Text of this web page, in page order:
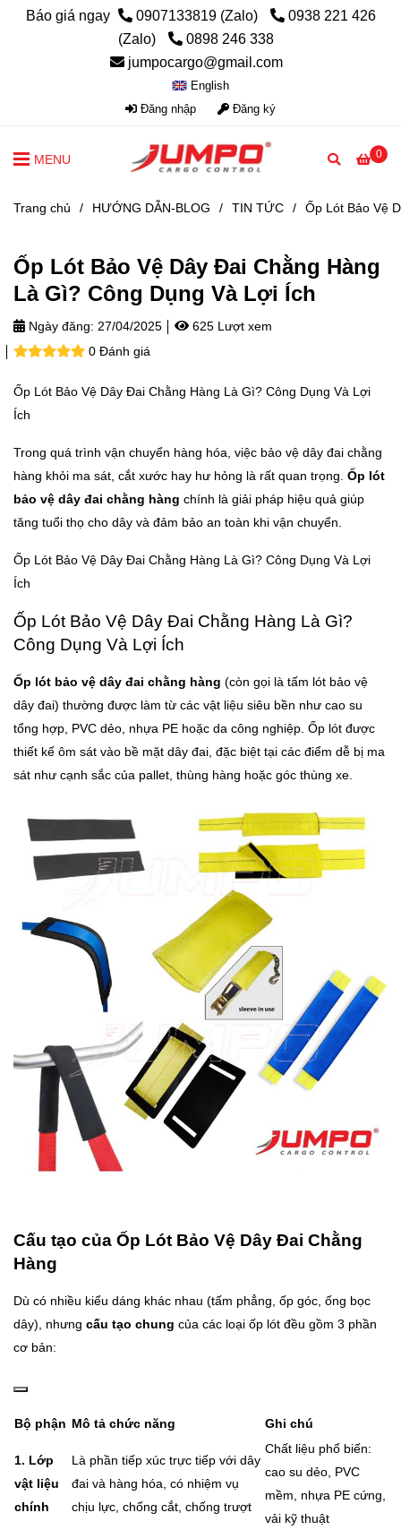
Báo giá ngay 0907133819 (Zalo)
0938 221 426
(Zalo)
0898 246 338
jumpocargo@gmail.com
English
Đăng nhập
Đăng ký
0
MENU
Trang chủ / HƯỚNG DẪN-BLOG / TIN TỨC / Ốp Lót Bảo Vệ
Ốp Lót Bảo Vệ Dây Đai Chằng Hàng
Là Gì? Công Dụng Và Lợi Ích
Ngày đăng: 27/04/2025
625 Lượt xem
0 Đánh giá
Ốp Lót Bảo Vệ Dây Đai Chằng Hàng Là Gì? Công Dụng Và Lợi
Ích
Trong quá trình vận chuyển hàng hóa, việc bảo vệ dây đai chằng
hàng khỏi ma sát, cắt xước hay hư hỏng là rất quan trọng. Ốp lót
bảo vệ dây đai chằng hàng chính là giải pháp hiệu quả giúp
tăng tuổi thọ cho dây và đảm bảo an toàn khi vận chuyển.
Ốp Lót Bảo Vệ Dây Đai Chằng Hàng Là Gì? Công Dụng Và Lợi
Ích
Ốp Lót Bảo Vệ Dây Đai Chằng Hàng Là Gì?
Công Dụng Và Lợi Ích
Ốp lót bảo vệ dây đai chằng hàng (còn gọi là tấm lót bảo vệ
dây đai) thường được làm từ các vật liệu siêu bền như cao su
tổng hợp, PVC dẻo, nhựa PE hoặc da công nghiệp. Ốp lót được
thiết kế ôm sát vào bề mặt dây đai, đặc biệt tại các điểm dễ bị ma
sát như cạnh sắc của pallet, thùng hàng hoặc góc thùng xe.
Cấu tạo của Ốp Lót Bảo Vệ Dây Đai Chằng
Hàng
Dù có nhiều kiểu dáng khác nhau (tấm phẳng, ốp góc, ống bọc
dây), nhưng cấu tạo chung của các loại ốp lót đều gồm 3 phần
cơ bản:
Bộ phận Mô tả chức năng Ghi chú
1. Lớp
vật liệu
chính
Là phần tiếp xúc trực tiếp với dây
đai và hàng hóa, có nhiệm vụ
chịu lực, chống cắt, chống trượt
Chất liệu phổ biến:
cao su dẻo, PVC
mềm, nhựa PE cứng,
vải kỹ thuật